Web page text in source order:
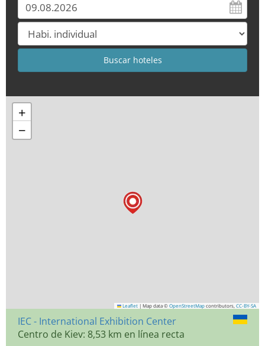
+
−
Leaflet | Map data © OpenStreetMap contributors, CC-BY-SA
IEC - International Exhibition Center
Centro de Kiev: 8,53 km en línea recta